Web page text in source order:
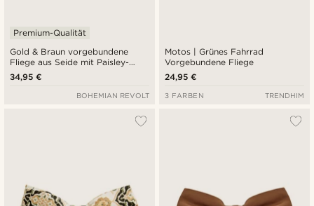
Gold & Braun vorgebundene
Fliege aus Seide mit Paisley-
Muster
Premium-Qualität
34,95 €
BOHEMIAN REVOLT
Motos | Grünes Fahrrad
Vorgebundene Fliege
24,95 €
3 FARBEN TRENDHIM